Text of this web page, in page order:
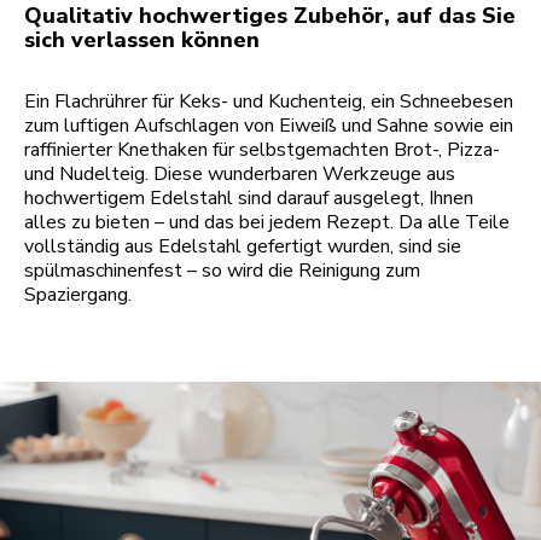
Qualitativ hochwertiges Zubehör, auf das Sie
sich verlassen können
Ein Flachrührer für Keks- und Kuchenteig, ein Schneebesen
zum luftigen Aufschlagen von Eiweiß und Sahne sowie ein
raffinierter Knethaken für selbstgemachten Brot-, Pizza-
und Nudelteig. Diese wunderbaren Werkzeuge aus
hochwertigem Edelstahl sind darauf ausgelegt, Ihnen
alles zu bieten – und das bei jedem Rezept. Da alle Teile
vollständig aus Edelstahl gefertigt wurden, sind sie
spülmaschinenfest – so wird die Reinigung zum
Spaziergang.